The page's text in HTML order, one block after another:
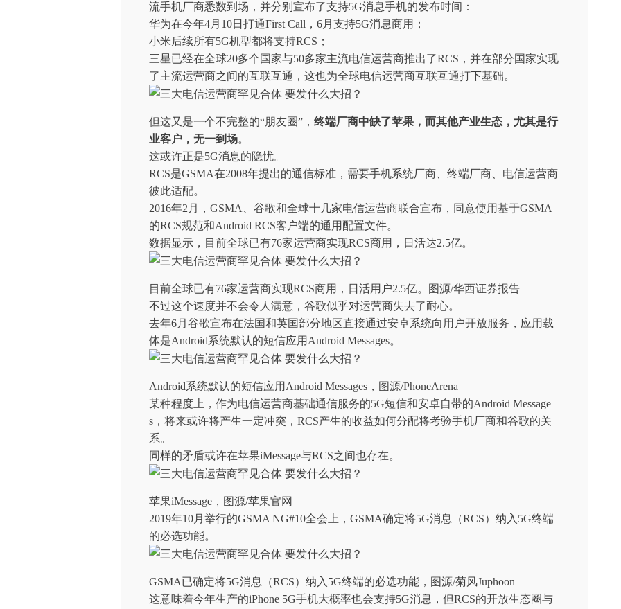
流手机厂商悉数到场，并分别宣布了支持5G消息手机的发布时间：
华为在今年4月10日打通First Call，6月支持5G消息商用；
小米后续所有5G机型都将支持RCS；
三星已经在全球20多个国家与50多家主流电信运营商推出了RCS，并在部分国家实现
了主流运营商之间的互联互通，这也为全球电信运营商互联互通打下基础。
但这又是一个不完整的“朋友圈”， 终端厂商中缺了苹果，而其他产业生态，尤其是行
业客户，无一到场。
这或许正是5G消息的隐忧。
RCS是GSMA在2008年提出的通信标准，需要手机系统厂商、终端厂商、电信运营商
彼此适配。
2016年2月，GSMA、谷歌和全球十几家电信运营商联合宣布，同意使用基于GSMA
的RCS规范和Android RCS客户端的通用配置文件。
数据显示，目前全球已有76家运营商实现RCS商用，日活达2.5亿。
目前全球已有76家运营商实现RCS商用，日活用户2.5亿。图源/华西证券报告
不过这个速度并不会令人满意，谷歌似乎对运营商失去了耐心。
去年6月谷歌宣布在法国和英国部分地区直接通过安卓系统向用户开放服务，应用载
体是Android系统默认的短信应用Android Messages。
Android系统默认的短信应用Android Messages，图源/PhoneArena
某种程度上，作为电信运营商基础通信服务的5G短信和安卓自带的Android Message
s，将来或许将产生一定冲突，RCS产生的收益如何分配将考验手机厂商和谷歌的关
系。
同样的矛盾或许在苹果iMessage与RCS之间也存在。
苹果iMessage，图源/苹果官网
2019年10月举行的GSMA NG#10全会上，GSMA确定将5G消息（RCS）纳入5G终端
的必选功能。
GSMA已确定将5G消息（RCS）纳入5G终端的必选功能，图源/菊风Juphoon
这意味着今年生产的iPhone 5G手机大概率也会支持5G消息，但RCS的开放生态圈与